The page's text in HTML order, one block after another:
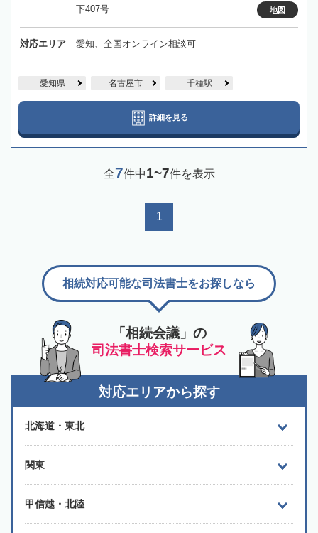
下407号
地図
対応エリア 愛知、全国オンライン相談可
愛知県 名古屋市 千種駅
詳細を見る
全7件中1~7件を表示
1
「相続会議」の
司法書士検索サービス
相続対応可能な司法書士をお探しなら
対応エリアから探す
北海道・東北
関東
甲信越・北陸